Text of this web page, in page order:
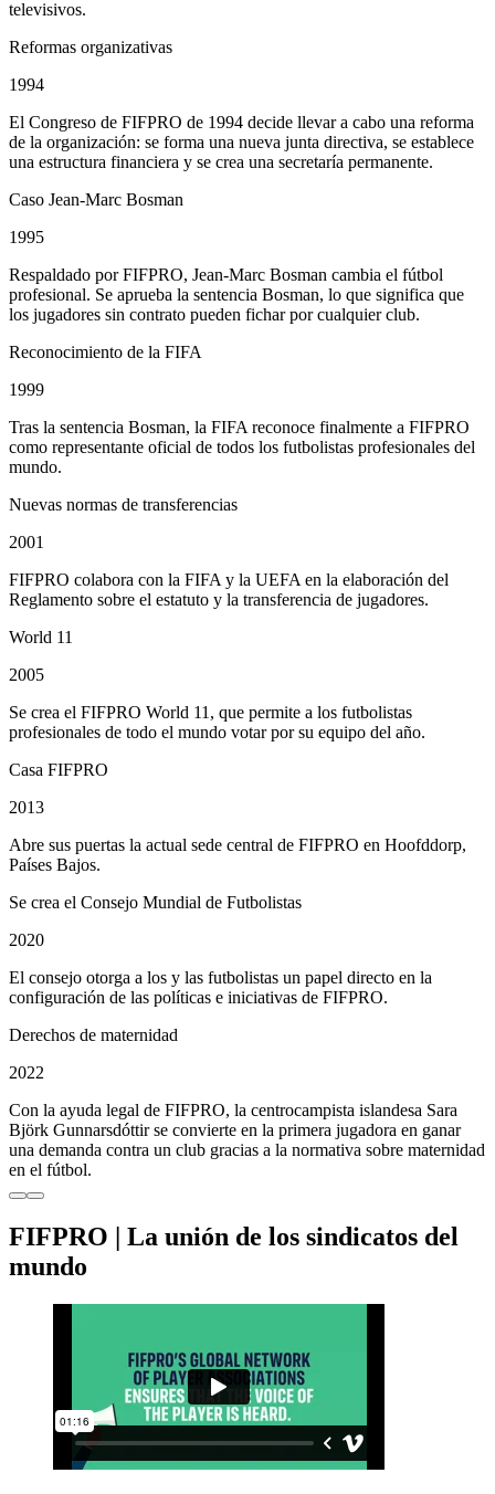
televisivos.
Reformas organizativas
1994
El Congreso de FIFPRO de 1994 decide llevar a cabo una reforma
de la organización: se forma una nueva junta directiva, se establece
una estructura financiera y se crea una secretaría permanente.
Caso Jean-Marc Bosman
1995
Respaldado por FIFPRO, Jean-Marc Bosman cambia el fútbol
profesional. Se aprueba la sentencia Bosman, lo que significa que
los jugadores sin contrato pueden fichar por cualquier club.
Reconocimiento de la FIFA
1999
Tras la sentencia Bosman, la FIFA reconoce finalmente a FIFPRO
como representante oficial de todos los futbolistas profesionales del
mundo.
Nuevas normas de transferencias
2001
FIFPRO colabora con la FIFA y la UEFA en la elaboración del
Reglamento sobre el estatuto y la transferencia de jugadores.
World 11
2005
Se crea el FIFPRO World 11, que permite a los futbolistas
profesionales de todo el mundo votar por su equipo del año.
Casa FIFPRO
2013
Abre sus puertas la actual sede central de FIFPRO en Hoofddorp,
Países Bajos.
Se crea el Consejo Mundial de Futbolistas
2020
El consejo otorga a los y las futbolistas un papel directo en la
configuración de las políticas e iniciativas de FIFPRO.
Derechos de maternidad
2022
Con la ayuda legal de FIFPRO, la centrocampista islandesa Sara
Björk Gunnarsdóttir se convierte en la primera jugadora en ganar
una demanda contra un club gracias a la normativa sobre maternidad
en el fútbol.
FIFPRO | La unión de los sindicatos del
mundo